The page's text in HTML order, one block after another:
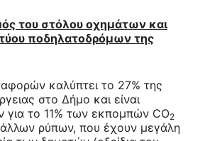
του στόλου οχημάτων και
ποδηλατοδρόμων της
καλύπτει το 27% της
στο Δήμο και είναι
για το 11% των εκπομπών CO2
άλλων ρύπων, που έχουν μεγάλη